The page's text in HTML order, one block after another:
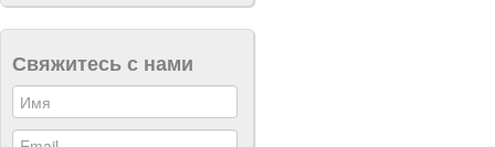
Свяжитесь с нами